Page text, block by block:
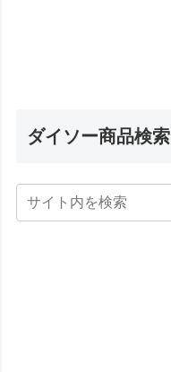
ダイソー商品検索